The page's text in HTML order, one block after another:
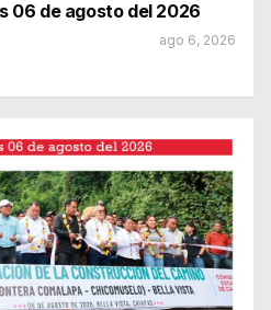
06 de agosto del 2026
ago 6, 2026